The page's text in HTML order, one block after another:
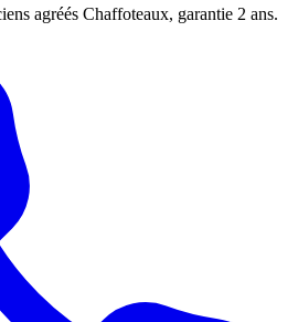
agréés Chaffoteaux, garantie 2 ans.